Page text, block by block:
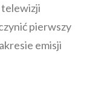
pierwszy
emisji